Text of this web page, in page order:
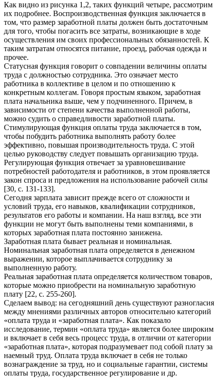
Как видно из рисунка 1,2, таких функций четыре, рассмотрим
их подробнее. Воспроизводственная функция заключается в
том, что размер заработной платы должен быть достаточным
для того, чтобы погасить все затраты, возникающие в ходе
осуществления им своих профессиональных обязанностей. К
таким затратам относятся питание, проезд, рабочая одежда и
прочее.
Статусная функция говорит о совпадении величины оплаты
труда с должностью сотрудника. Это означает место
работника в коллективе в целом и по отношению к
конкретным коллегам. Говоря простым языком, заработная
плата начальника выше, чем у подчиненного. Причем, в
зависимости от степени качества выполненной работы,
можно судить о справедливости заработной платы.
Стимулирующая функция оплаты труда заключается в том,
чтобы побудить работника выполнять работу более
эффективно, повышая производительность труда. С этой
целью руководству следует повышать организацию труда.
Регулирующая функция отвечает за уравновешивание
потребностей работодателя и работников, в этом проявляется
закон спроса и предложения на использование рабочей силы
[30, с. 131-133].
Сегодня зарплата зависит прежде всего от сложности и
условий труда, его навыков, квалификации сотрудников,
результатов его работы и компании. На наш взгляд, все эти
функции не могут быть выполнены теми компаниями, в
которых заработная плата постоянно занижена.
Заработная плата бывает реальная и номинальная.
Номинальная заработная плата определяется в денежном
выражении, которое выплачивается сотруднику за
выполненную работу.
Реальная заработная плата определяется количеством товаров,
которые можно приобрести на номинальную заработную
плату [22, с. 255-260].
Сделаем вывод: на сегодняшний день существуют разногласия
между мнениями различных авторов относительно категорий
«оплата труда и «заработная плата». Как показало
исследование, термин «оплата труда» является более широким
и включает в себя весь процесс труда, в отличии от категории
«заработная плата», которая подразумевает под собой плату за
наемный труд. Оплата труда включает в себя не только
вознаграждение за труд, но и социальные гарантии, системы
оплаты труда, государственное регулирование и др.